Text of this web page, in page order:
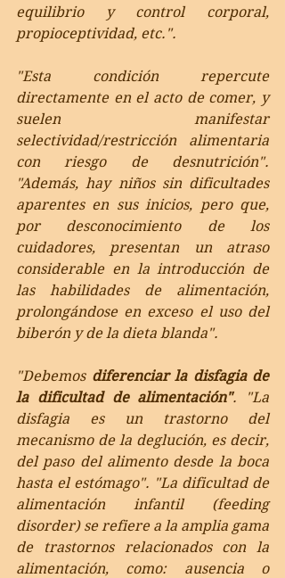
equilibrio y control corporal,
propioceptividad, etc.".
"Esta condición repercute
directamente en el acto de comer, y
suelen manifestar
selectividad/restricción alimentaria
con riesgo de desnutrición".
"Además, hay niños sin dificultades
aparentes en sus inicios, pero que,
por desconocimiento de los
cuidadores, presentan un atraso
considerable en la introducción de
las habilidades de alimentación,
prolongándose en exceso el uso del
biberón y de la dieta blanda".
"Debemos diferenciar la disfagia de
la dificultad de alimentación". "La
disfagia es un trastorno del
mecanismo de la deglución, es decir,
del paso del alimento desde la boca
hasta el estómago". "La dificultad de
alimentación infantil (feeding
disorder) se refiere a la amplia gama
de trastornos relacionados con la
alimentación, como: ausencia o